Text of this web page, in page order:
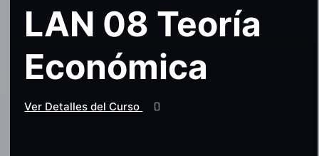
LAN 08 Teoría
Económica
Ver Detalles del Curso